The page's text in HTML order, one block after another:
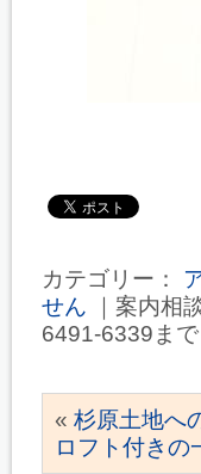
カテゴリー：
せん ｜案内相
6491-6339まで
« 杉原土地へ
ロフト付きの